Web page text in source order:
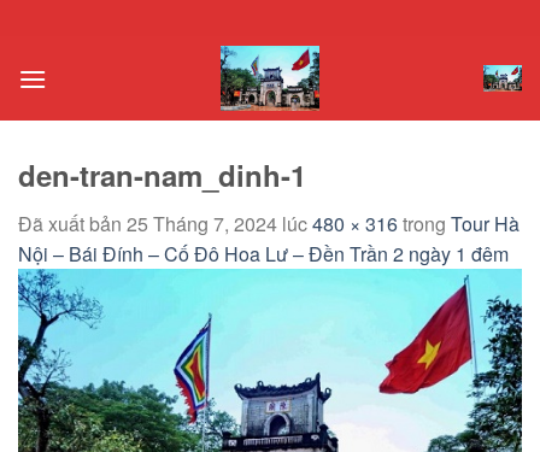
nội
den-tran-nam_dinh-1
Đã xuất bản 25 Tháng 7, 2024 lúc480 × 316trong Tour Hà
Nội – Bái Đính – Cố Đô Hoa Lư – Đền Trần 2 ngày 1 đêm